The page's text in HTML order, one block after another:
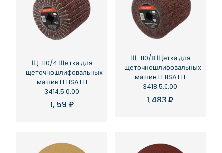
Щ-110/4 Щетка для
щеточношлифовальных
машин FELISATTI
3414.5.0.00
1,159 ₽
Щ-110/8 Щетка для
щеточношлифовальных
машин FELISATTI
3418.5.0.00
1,483₽